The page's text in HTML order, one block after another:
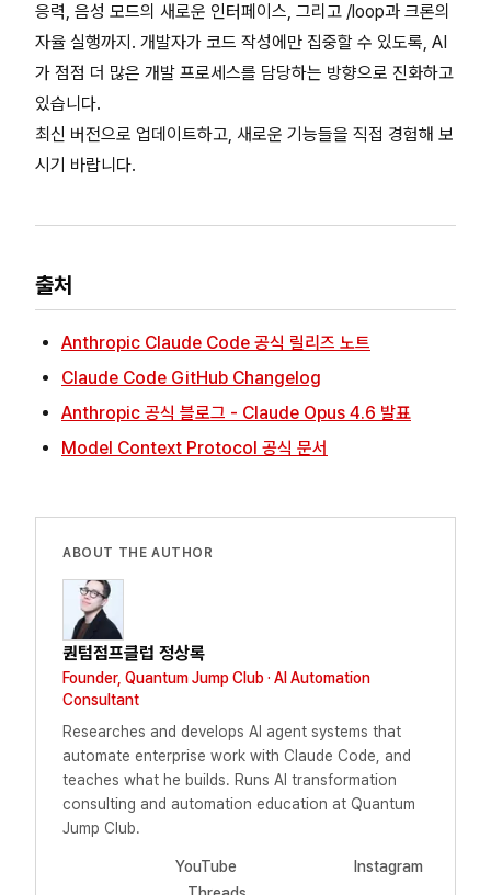
응력, 음성 모드의 새로운 인터페이스, 그리고 /loop과 크론의
자율 실행까지. 개발자가 코드 작성에만 집중할 수 있도록, AI
가 점점 더 많은 개발 프로세스를 담당하는 방향으로 진화하고
있습니다.
최신 버전으로 업데이트하고, 새로운 기능들을 직접 경험해 보
시기 바랍니다.
출처
Anthropic Claude Code 공식 릴리즈 노트
Claude Code GitHub Changelog
Anthropic 공식 블로그 - Claude Opus 4.6 발표
Model Context Protocol 공식 문서
ABOUT THE AUTHOR
퀀텀점프클럽 정상록
Founder, Quantum Jump Club · AI Automation
Consultant
Researches and develops AI agent systems that
automate enterprise work with Claude Code, and
teaches what he builds. Runs AI transformation
consulting and automation education at Quantum
Jump Club.
YouTube
Instagram